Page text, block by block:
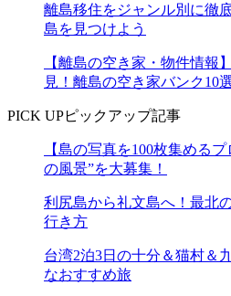
離島移住をジャンル別に徹
島を見つけよう
【離島の空き家・物件情報
見！離島の空き家バンク10
PICK UPピックアップ記事
【島の写真を100枚集める
の風景”を大募集！
利尻島から礼文島へ！最北
行き方
台湾2泊3日の十分＆猫村＆
なおすすめ旅